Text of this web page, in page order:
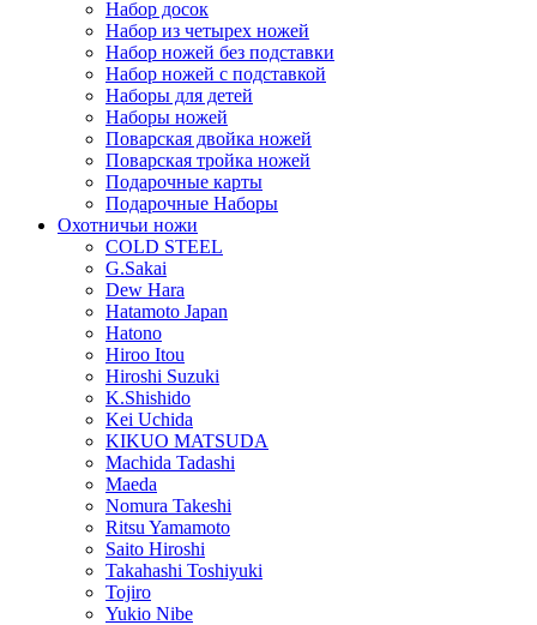
Набор досок
Набор из четырех ножей
Набор ножей без подставки
Набор ножей с подставкой
Наборы для детей
Наборы ножей
Поварская двойка ножей
Поварская тройка ножей
Подарочные карты
Подарочные Наборы
Охотничьи ножи
COLD STEEL
G.Sakai
Dew Hara
Hatamoto Japan
Hatono
Hiroo Itou
Hiroshi Suzuki
K.Shishido
Kei Uchida
KIKUO MATSUDA
Machida Tadashi
Maeda
Nomura Takeshi
Ritsu Yamamoto
Saito Hiroshi
Takahashi Toshiyuki
Tojiro
Yukio Nibe